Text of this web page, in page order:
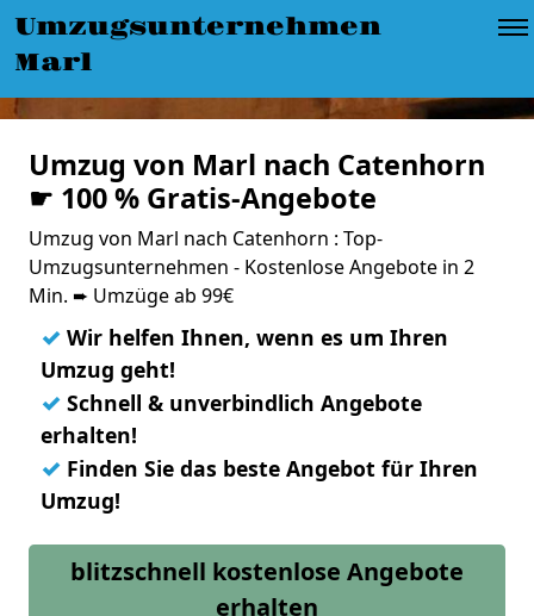
Umzugsunternehmen
Marl
Umzug von Marl nach Catenhorn
☛ 100 % Gratis-Angebote
Umzug von Marl nach Catenhorn : Top-
Umzugsunternehmen - Kostenlose Angebote in 2
Min. ➨ Umzüge ab 99€
✓ Wir helfen Ihnen, wenn es um Ihren
Umzug geht!
✓ Schnell & unverbindlich Angebote
erhalten!
✓ Finden Sie das beste Angebot für Ihren
Umzug!
blitzschnell kostenlose Angebote
erhalten